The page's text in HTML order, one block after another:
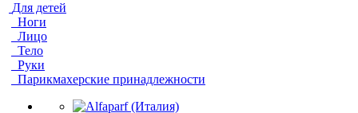
Для детей
Ноги
Лицо
Тело
Руки
Парикмахерские принадлежности